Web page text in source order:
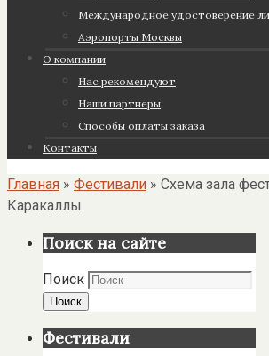
Международное удостоверение
Аэропорты Москвы
О компании
Нас рекомендуют
Наши партнеры
Cпособы оплаты заказа
Контакты
Главная » Фестивали » Схема зала
Каракаллы
Поиск на сайте
Поиск
Поиск
Фестивали